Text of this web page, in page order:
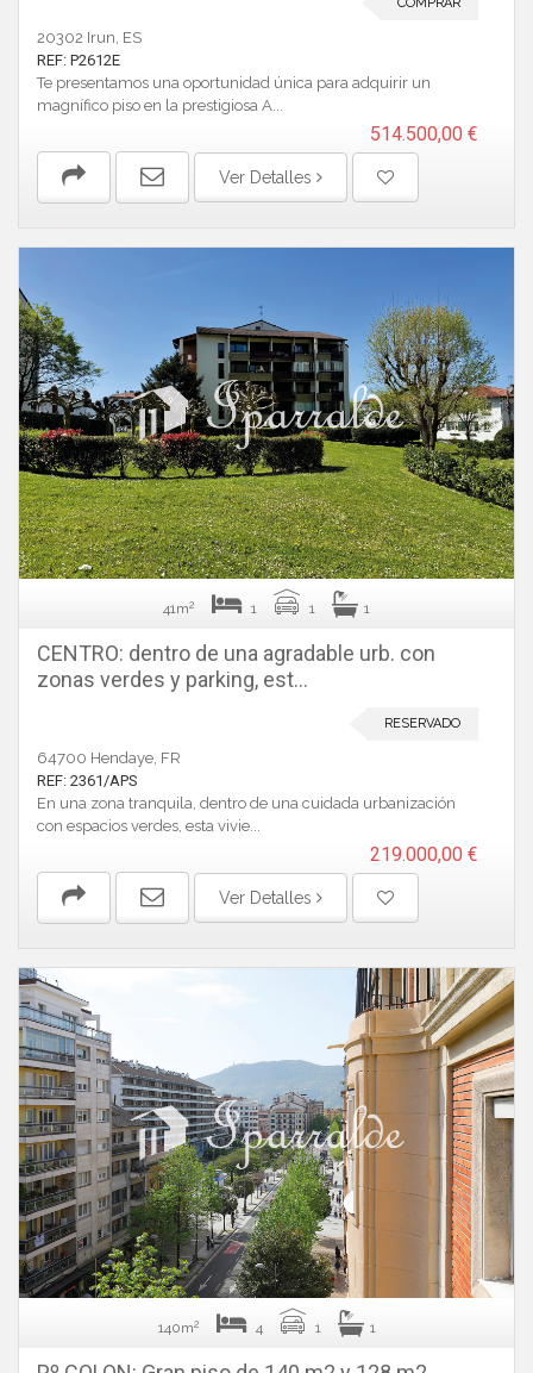
COMPRAR
20302 Irun, ES
REF: P2612E
Te presentamos una oportunidad única para adquirir un
magnífico piso en la prestigiosa A...
514.500,00 €
Ver Detalles
41m2 1 1 1
CENTRO: dentro de una agradable urb. con
zonas verdes y parking, est...
RESERVADO
64700 Hendaye, FR
REF: 2361/APS
En una zona tranquila, dentro de una cuidada urbanización
con espacios verdes, esta vivie...
219.000,00 €
Ver Detalles
140m2 4 1 1